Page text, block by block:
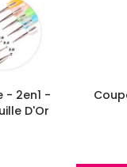
- 2en1 -
D'Or